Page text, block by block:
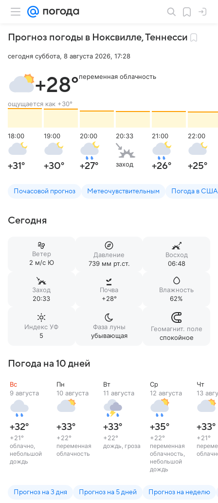
Прогноз погоды в Ноксвилле,Теннесси
сегодня суббота, 8 августа 2026, 17:28
+28°
ощущается как +30°
переменная облачность
18:00
+31°
19:00
+30°
20:00
+27°
20:33
заход
21:00
+26°
22:00
+25°
Почасовой прогноз Метеочувствительным Погода в США
Сегодня
Ветер
2 м/c Ю
Давление
739 мм рт.ст.
Восход
06:48
Заход
20:33
Почва
+28°
Влажность
62%
Индекс УФ
5
Фаза луны
убывающая
Геомагнит. поле
спокойное
Погода на 10 дней
Вс
9 августа
+32°
+21°
облачно,
небольшой
дождь
Пн
10 августа
+33°
+22°
переменная
облачность
Вт
11 августа
+33°
+22°
дождь, гроза
Ср
12 августа
+35°
+22°
переменная
облачность,
небольшой
дождь
Чт
13
+33°
+21°
Прогноз на 3 дня Прогноз на 5 дней Прогноз на неделю